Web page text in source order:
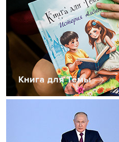
Книга для Тёмы